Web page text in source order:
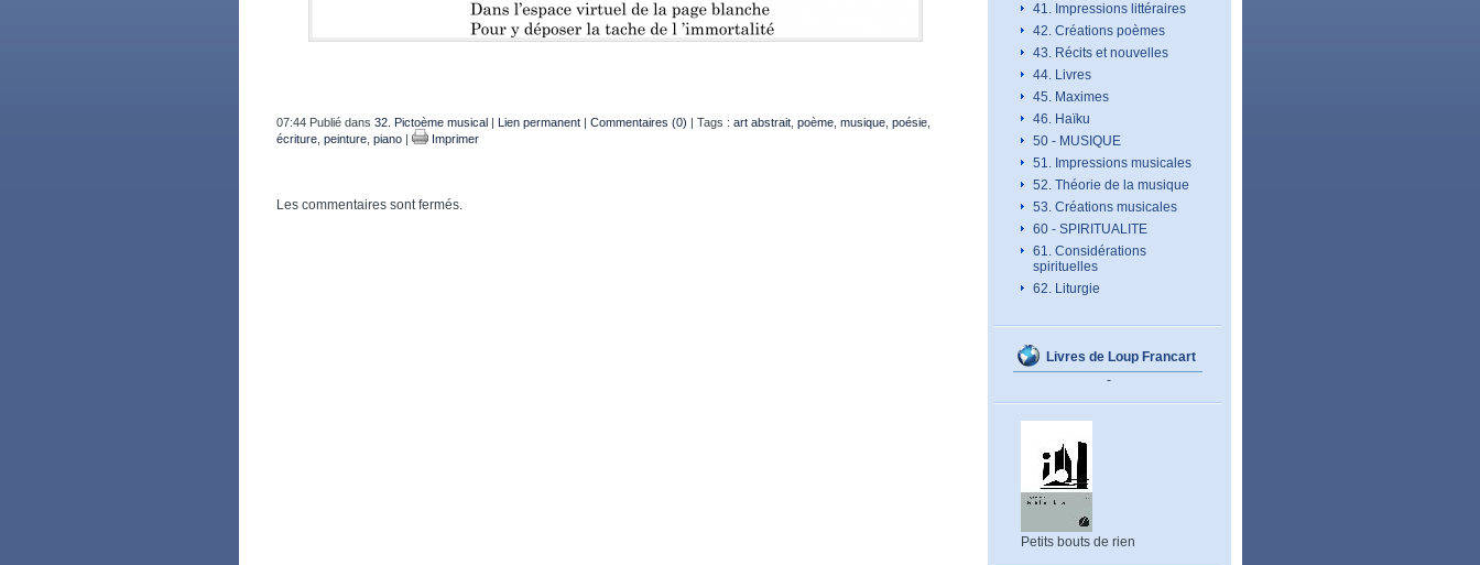
41. Impressions littéraires
42. Créations poèmes
43. Récits et nouvelles
44. Livres
45. Maximes
46. Haïku
50 - MUSIQUE
51. Impressions musicales
52. Théorie de la musique
53. Créations musicales
60 - SPIRITUALITE
61. Considérations
spirituelles
62. Liturgie
Livres de Loup Francart
-
Petits bouts de rien
07:44 Publié dans 32. Pictoème musical| Lien permanent| Commentaires (0) | Tags : art abstrait, poème, musique, poésie,
écriture, peinture, piano| Imprimer
Les commentaires sont fermés.